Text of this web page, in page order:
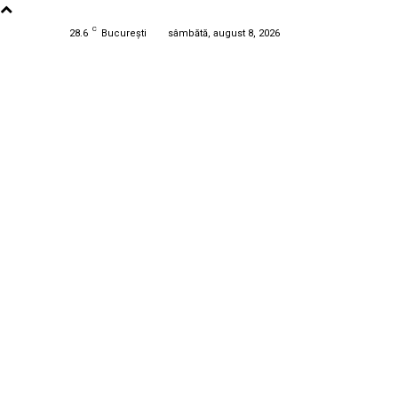
28.6 C București sâmbătă, august 8, 2026